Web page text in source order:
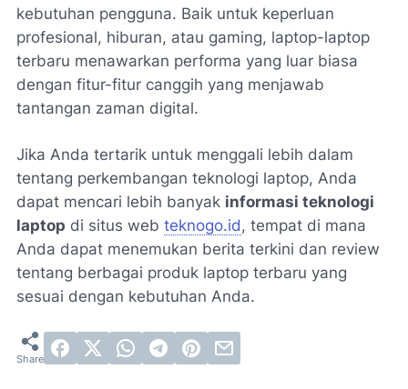
kebutuhan pengguna. Baik untuk keperluan
profesional, hiburan, atau gaming, laptop-laptop
terbaru menawarkan performa yang luar biasa
dengan fitur-fitur canggih yang menjawab
tantangan zaman digital.
Jika Anda tertarik untuk menggali lebih dalam
tentang perkembangan teknologi laptop, Anda
dapat mencari lebih banyak informasi teknologi
laptop di situs web teknogo.id, tempat di mana
Anda dapat menemukan berita terkini dan review
tentang berbagai produk laptop terbaru yang
sesuai dengan kebutuhan Anda.